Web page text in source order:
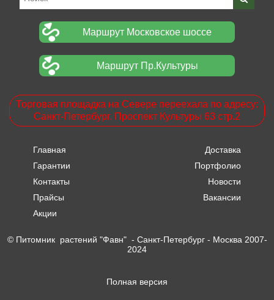
Маршрут Московское шоссе
Маршрут Пр.Культуры
Торговая площадка на Севере переехала по адресу:
Санкт-Петербург. Проспект Культуры 63 стр.2
Главная
Доставка
Гарантии
Портфолио
Контакты
Новости
Прайсы
Вакансии
Акции
© Питомник растений "Фавн" - Санкт-Петербург - Москва 2007-
2024
Полная версия